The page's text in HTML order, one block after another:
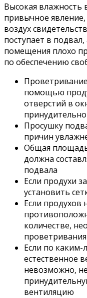
Высокая
привычное
воздух
поступает в
помещения плохо
по обеспечению
помощью
отверстий в
Просушку
причин
Общая
должна
подвала
Если продухи
установить
Если продухов
количестве,
Если по
естественное
невозможно,
вентиляцию